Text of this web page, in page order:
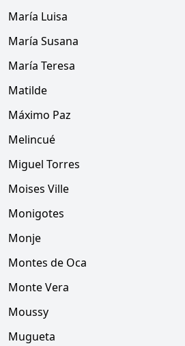
María Luisa
María Susana
María Teresa
Matilde
Máximo Paz
Melincué
Miguel Torres
Moises Ville
Monigotes
Monje
Montes de Oca
Monte Vera
Moussy
Mugueta